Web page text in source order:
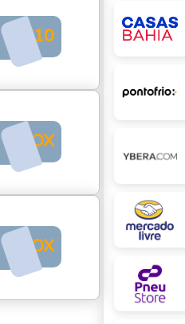
X10
NOX
NOX